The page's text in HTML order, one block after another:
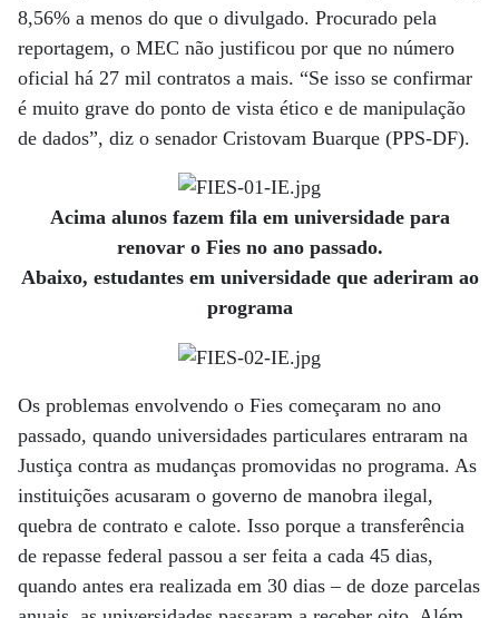
8,56% a menos do que o divulgado. Procurado pela
reportagem, o MEC não justificou por que no número
oficial há 27 mil contratos a mais. “Se isso se confirmar
é muito grave do ponto de vista ético e de manipulação
de dados”, diz o senador Cristovam Buarque (PPS-DF).
Acima alunos fazem fila em universidade para
renovar o Fies no ano passado.
Abaixo, estudantes em universidade que aderiram ao
programa
Os problemas envolvendo o Fies começaram no ano
passado, quando universidades particulares entraram na
Justiça contra as mudanças promovidas no programa. As
instituições acusaram o governo de manobra ilegal,
quebra de contrato e calote. Isso porque a transferência
de repasse federal passou a ser feita a cada 45 dias,
quando antes era realizada em 30 dias – de doze parcelas